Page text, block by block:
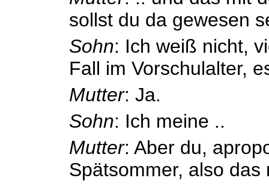
sollst du da gewesen
Sohn: Ich weiß nicht,
Fall im Vorschulalter,
Mutter: Ja.
Sohn: Ich meine ..
Mutter: Aber du,
Spätsommer, also das